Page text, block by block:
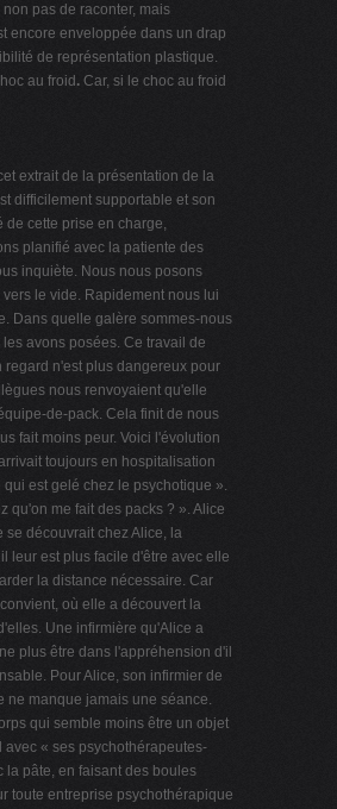
pas de raconter, mais
encore enveloppée dans un drap
de représentation plastique.
au froid . Car, si le choc au froid
extrait de la présentation de la
difficilement supportable et son
cette prise en charge,
planifié avec la patiente des
inquiète. Nous nous posons
le vide. Rapidement nous lui
Dans quelle galère sommes-nous
avons posées. Ce travail de
n'est plus dangereux pour
nous renvoyaient qu'elle
de-pack. Cela finit de nous
fait moins peur. Voici l'évolution
toujours en hospitalisation
est gelé chez le psychotique ».
qu'on me fait des packs ? ». Alice
découvrait chez Alice, la
leur est plus facile d'être avec elle
la distance nécessaire. Car
où elle a découvert la
Une infirmière qu'Alice a
plus être dans l'appréhension d'il
Pour Alice, son infirmier de
ne manque jamais une séance.
qui semble moins être un objet
« ses psychothérapeutes-
la pâte, en faisant des boules
toute entreprise psychothérapique